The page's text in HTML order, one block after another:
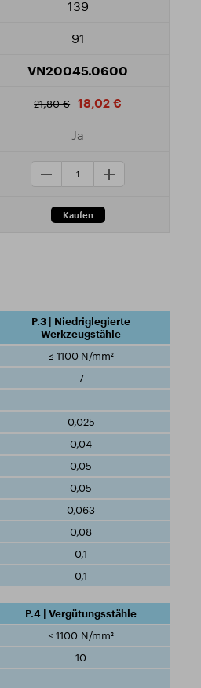
139
91
VN20045.0600
21,80 € 18,02 €
Ja
P.3 | Niedriglegierte
Werkzeugstähle
≤ 1100 N/mm²
7
0,025
0,04
0,05
0,05
0,063
0,08
0,1
0,1
P.4 | Vergütungsstähle
≤ 1100 N/mm²
10